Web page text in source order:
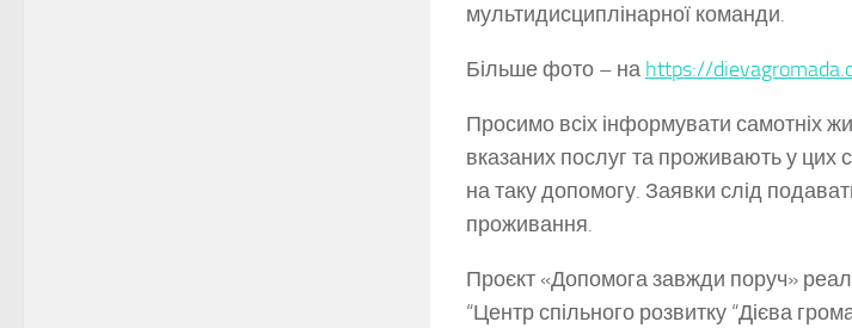
мультидисциплінарної команди.
Більше фото – на https://
Просимо всіх інформувати самотніх
вказаних послуг та проживають у цих
на таку допомогу. Заявки слід
проживання.
Проєкт «Допомога завжди поруч»
“Центр спільного розвитку “Дієва